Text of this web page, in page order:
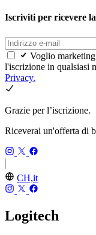
Iscriviti per ricevere
Voglio
l'iscrizione in qualsiasi
Privacy.
Grazie per l’iscrizione.
Riceverai un'offerta di
CH,it
Logitech